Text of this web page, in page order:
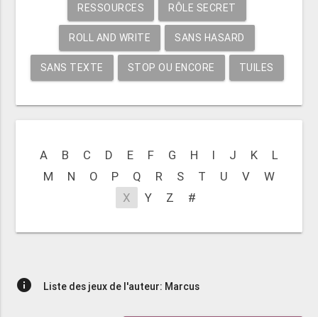
RESSOURCES RÔLE SECRET
ROLL AND WRITE SANS HASARD
SANS TEXTE STOP OU ENCORE TUILES
A B C D E F G H I J K
L
M
N O P Q R S T U V
W
X
Y Z #
info Liste des jeux de l'auteur: Marcus